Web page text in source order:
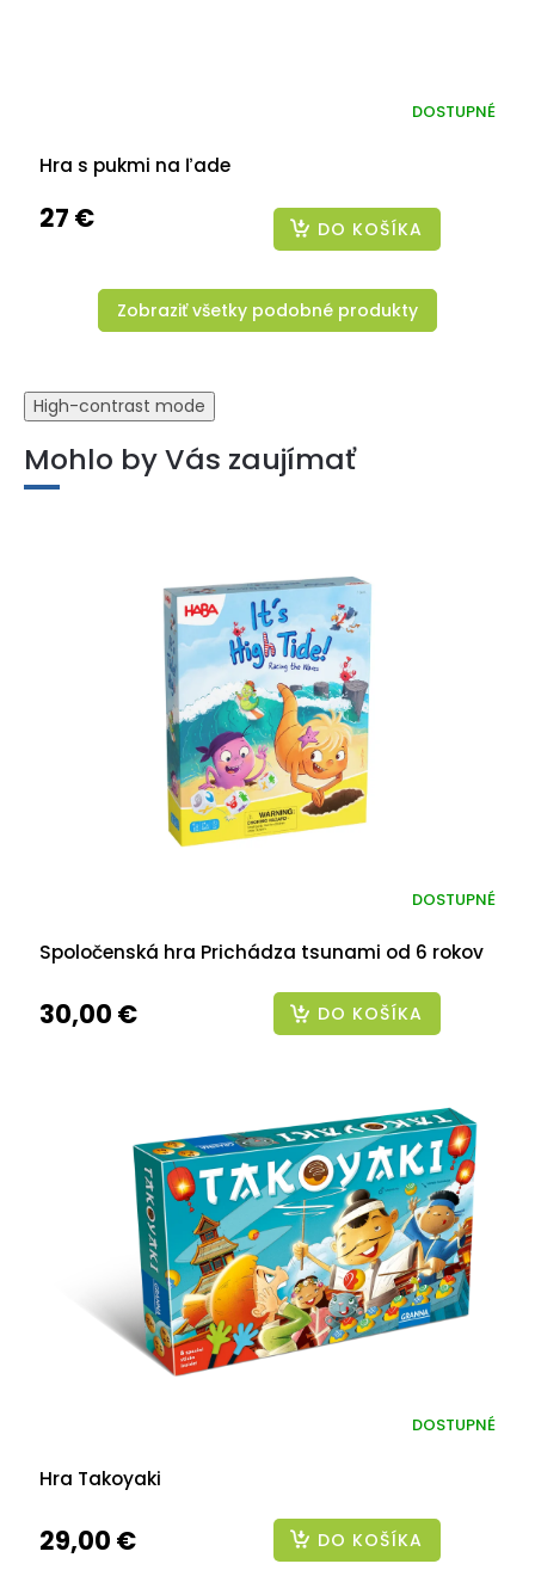
Hra s pukmi na ľade
DOSTUPNÉ
27 € DO KOŠÍKA
Zobraziť všetky podobné produkty
High-contrast mode
Mohlo by Vás zaujímať
Spoločenská hra Prichádza tsunami od 6 rokov
DOSTUPNÉ
30,00 € DO KOŠÍKA
Hra Takoyaki
DOSTUPNÉ
29,00 € DO KOŠÍKA